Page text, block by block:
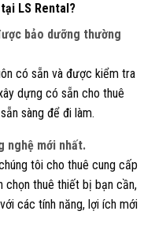
LS Rental?
bảo dưỡng thường
có sẵn và được kiểm tra
dựng có sẵn cho thuê
sàng để đi làm.
nghệ mới nhất.
tôi cho thuê cung cấp
chọn thuê thiết bị bạn cần,
các tính năng, lợi ích mới